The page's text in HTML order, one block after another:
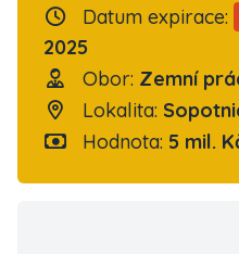
Datum expirace:
2025
Obor: Zemní
Lokalita:
Hodnota: 5 mil.